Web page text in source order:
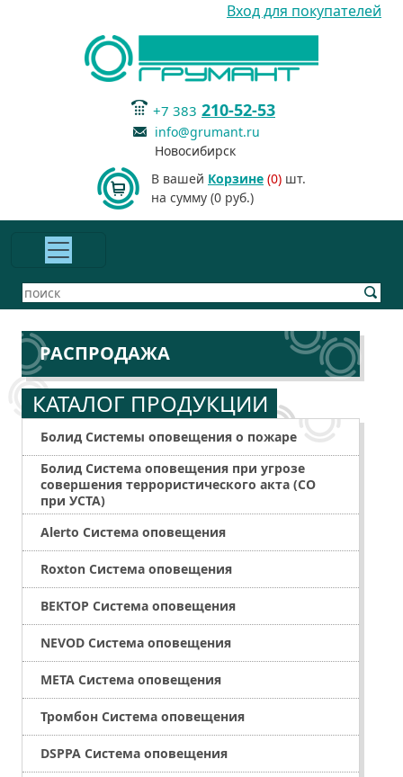
Вход для покупателей
+7 383 210-52-53
info@grumant.ru
Новосибирск
В вашей Корзине (0) шт.
на сумму (0 руб.)
РАСПРОДАЖА
КАТАЛОГ ПРОДУКЦИИ
Болид Системы оповещения о пожаре
Болид Система оповещения при угрозе
совершения террористического акта (СО
при УСТА)
Alerto Система оповещения
Roxton Система оповещения
ВЕКТОР Система оповещения
NEVOD Система оповещения
МЕТА Система оповещения
Тромбон Система оповещения
DSPPA Система оповещения